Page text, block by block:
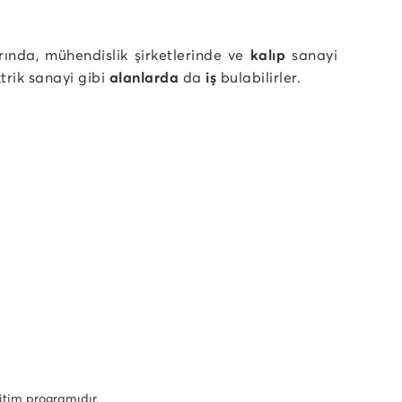
mühendislik şirketlerinde ve kalıp sanayi
sanayi gibi alanlarda da iş bulabilirler.
programıdır.